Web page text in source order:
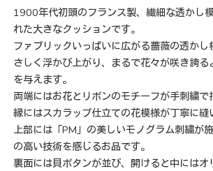
1900年代初頭のフランス製、繊細な透かし
れた大きなクッションです。
ファブリックいっぱいに広がる薔薇の透かし
さしく浮かび上がり、まるで花々が咲き誇
を与えます。
両端にはお花とリボンのモチーフが手刺繍で
縁にはスカラップ仕立ての花模様が丁寧に縫
上部には「PM」の美しいモノグラム刺繍が
の高い技術を感じるお品です。
裏面には貝ボタンが並び、開けると中にはオ